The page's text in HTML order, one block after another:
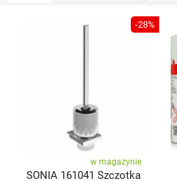
-28%
w magazynie
SONIA 161041 Szczotka